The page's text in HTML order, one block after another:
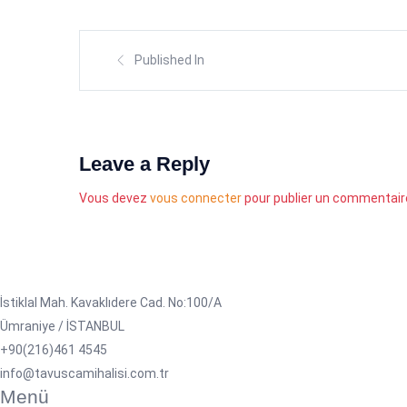
Published In
Leave a Reply
Vous devez vous connecterpour publier un
İstiklal Mah. Kavaklıdere Cad. No:100/A
Ümraniye / İSTANBUL
+90(216)461 4545
info@tavuscamihalisi.com.tr
Menü